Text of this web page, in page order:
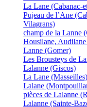
La Lane (Cabanac-
Pujeau de l’Ane
Vilagrans)
champ de la Lanne
Housilane,
Lanne (Gomer)
Les Brousteys de
Lalanne (Giscos)
La Lane (Masseilles)
Lalane
pièces de Lalanne
Lalanne (Sainte-